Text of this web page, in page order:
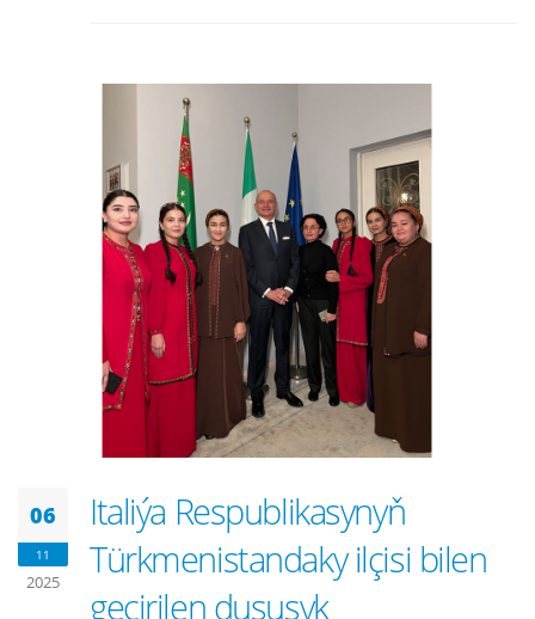
06
11
2025
Italiýa Respublikasynyň
Türkmenistandaky ilçisi bilen
geçirilen duşuşyk